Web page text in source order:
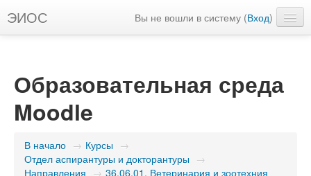
ЭИОС Вы не вошли в систему (Вход)
Образовательная среда
Moodle
В начало → Курсы →
Отдел аспирантуры и докторантуры →
Направления → 36.06.01. Ветеринария и зоотехния